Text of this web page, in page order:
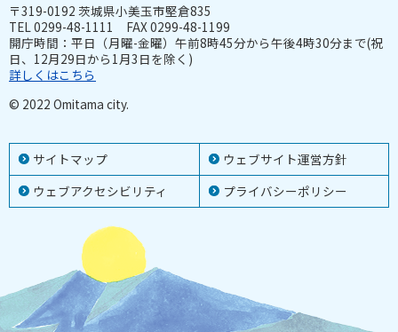
サイトマップ
ウェブサイト運営方針
ウェブアクセシビリティ
プライバシーポリシー
〒319-0192 茨城県小美玉市堅倉835
TEL 0299-48-1111 FAX 0299-48-1199
開庁時間：平日（月曜-金曜）午前8時45分から午後4時30分まで(祝
日、12月29日から1月3日を除く)
詳しくはこちら
© 2022 Omitama city.